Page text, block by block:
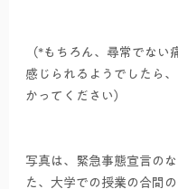
（*もちろん、尋常でない
感じられるようでしたら
かってください）
写真は、緊急事態宣言の
た、大学での授業の合間